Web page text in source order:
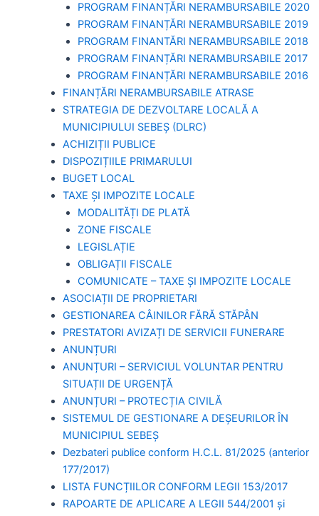
PROGRAM FINANȚĂRI NERAMBURSABILE 2020
PROGRAM FINANȚĂRI NERAMBURSABILE 2019
PROGRAM FINANTĂRI NERAMBURSABILE 2018
PROGRAM FINANȚĂRI NERAMBURSABILE 2017
PROGRAM FINANȚĂRI NERAMBURSABILE 2016
FINANȚĂRI NERAMBURSABILE ATRASE
STRATEGIA DE DEZVOLTARE LOCALĂ A
MUNICIPIULUI SEBEȘ (DLRC)
ACHIZIȚII PUBLICE
DISPOZIȚIILE PRIMARULUI
BUGET LOCAL
TAXE ȘI IMPOZITE LOCALE
MODALITĂȚI DE PLATĂ
ZONE FISCALE
LEGISLAȚIE
OBLIGAȚII FISCALE
COMUNICATE – TAXE ȘI IMPOZITE LOCALE
ASOCIAȚII DE PROPRIETARI
GESTIONAREA CÂINILOR FĂRĂ STĂPÂN
PRESTATORI AVIZAȚI DE SERVICII FUNERARE
ANUNȚURI
ANUNȚURI – SERVICIUL VOLUNTAR PENTRU
SITUAȚII DE URGENȚĂ
ANUNȚURI – PROTECȚIA CIVILĂ
SISTEMUL DE GESTIONARE A DEȘEURILOR ÎN
MUNICIPIUL SEBEȘ
Dezbateri publice conform H.C.L. 81/2025 (anterior
177/2017)
LISTA FUNCȚIILOR CONFORM LEGII 153/2017
RAPOARTE DE APLICARE A LEGII 544/2001 și